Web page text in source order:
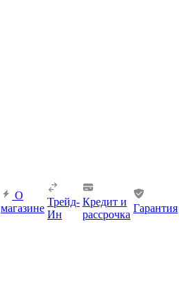
О
магазине
Трейд-
Ин
Кредит и
рассрочка
Гарантия